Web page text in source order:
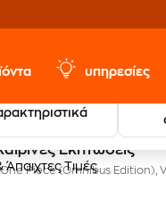
υπηρεσίες
Εκπτώσεις
Άπαιχτες Τιμές
One Piece (Omnibus Edition),